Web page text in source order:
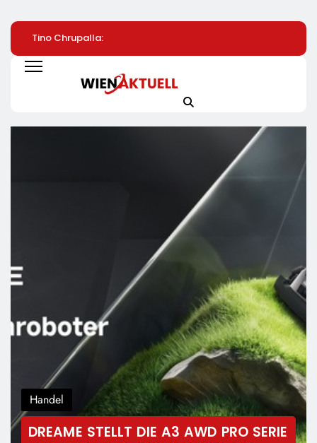
Tino Chrupalla:
Steuern Auf Strom
Und Energie Senken
Innovationsrats Für
Tineco FLOOR
Handel
DREAME STELLT DIE A3 AWD PRO SERIE